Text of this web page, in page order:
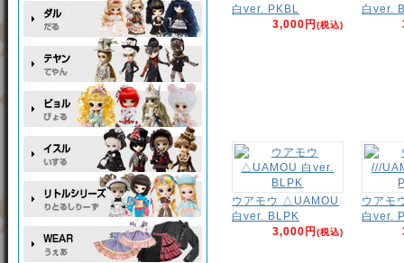
白ver. PKBL
3,000円(税込)
白ver.
ウアモウ △UAMOU
白ver. BLPK
3,000円(税込)
ウアモ
白ver.